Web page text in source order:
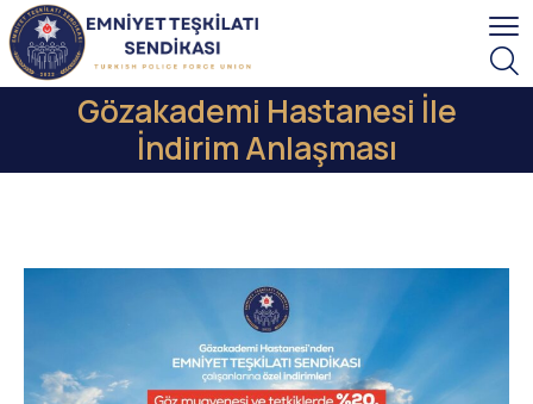
Gözakademi Hastanesi İle
İndirim Anlaşması